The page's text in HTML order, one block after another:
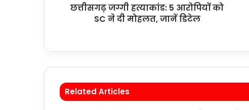
छत्तीसगढ़ जग्गी हत्याकांड: 5 आरोपियों को
SC ने दी मोहलत, जानें डिटेल
Related Articles